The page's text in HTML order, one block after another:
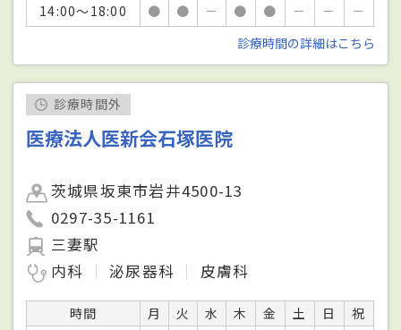
14:00～18:00
● ● － ● ● － －
－
診療時間の詳細はこちら
診療時間外
医療法人医新会石塚医院
茨城県坂東市岩井4500-13
0297-35-1161
三妻駅
内科
泌尿器科 皮膚科
時間 月 火 水 木 金 土 日
祝